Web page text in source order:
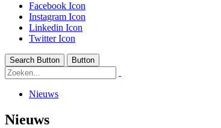
Facebook Icon
Instagram Icon
Linkedin Icon
Twitter Icon
Search Button Button
Nieuws
Nieuws